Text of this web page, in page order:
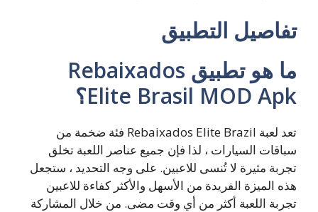
تفاصيل التطبيق
ما هو تطبيق Rebaixados
Elite Brasil MOD Apk؟
تعد لعبة Rebaixados Elite Brazil فئة ضخمة من
سباقات السيارات ، لذا فإن جميع عناصر اللعبة تخلق
تجربة مثيرة لا تُنسى للاعبين. على وجه التحديد ، ستجعل
هذه الميزة الفريدة من الأسهل والأكثر كفاءة للاعبين
تجربة اللعبة أكثر من أي وقت مضى. من خلال المشاركة